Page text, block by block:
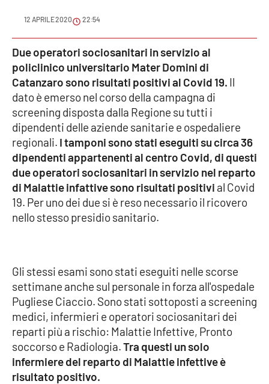
Meteo
Editoriali
VIDEO
Ambiente
Cronaca
Cultura
Sanità
Società
Sport
12 APRILE 2020 22:54
Due operatori sociosanitari in servizio al
policlinico universitario Mater Domini di
Catanzaro sono risultati positivi al Covid 19. Il
dato è emerso nel corso della campagna di
screening disposta dalla Regione su tutti i
dipendenti delle aziende sanitarie e ospedaliere
regionali. I tamponi sono stati eseguiti su circa 36
dipendenti appartenenti al centro Covid, di questi
due operatori sociosanitari in servizio nel reparto
di Malattie infattive sono risultati positivi al Covid
19. Per uno dei due si è reso necessario il ricovero
nello stesso presidio sanitario.
Gli stessi esami sono stati eseguiti nelle scorse
settimane anche sul personale in forza all'ospedale
Pugliese Ciaccio. Sono stati sottoposti a screening
medici, infermieri e operatori sociosanitari dei
reparti più a rischio: Malattie Infettive, Pronto
soccorso e Radiologia.Tra questi un solo
infermiere del reparto di Malattie infettive è
risultato positivo.